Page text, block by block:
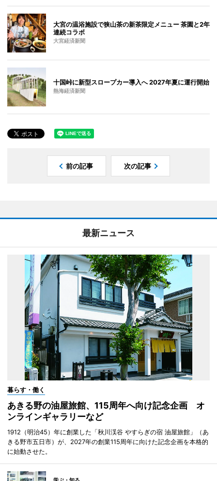
大宮の温浴施設で狭山茶の新茶限定メニュー 茶園と2年
連続コラボ
大宮経済新聞
十国峠に新型スロープカー導入へ 2027年夏に運行開始
熱海経済新聞
前の記事 次の記事
最新ニュース
暮らす・働く
あきる野の油屋旅館、115周年へ向け記念企画 オ
ンラインギャラリーなど
1912（明治45）年に創業した「秋川渓谷 やすらぎの宿 油屋旅館」（あ
きる野市五日市）が、2027年の創業115周年に向けた記念企画を本格的
に始動させた。